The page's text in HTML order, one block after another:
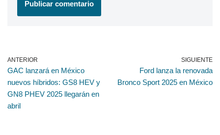
ANTERIOR
GAC lanzará en México
nuevos híbridos: GS8 HEV y
GN8 PHEV 2025 llegarán en
abril
SIGUIENTE
Ford lanza la renovada
Bronco Sport 2025 en México